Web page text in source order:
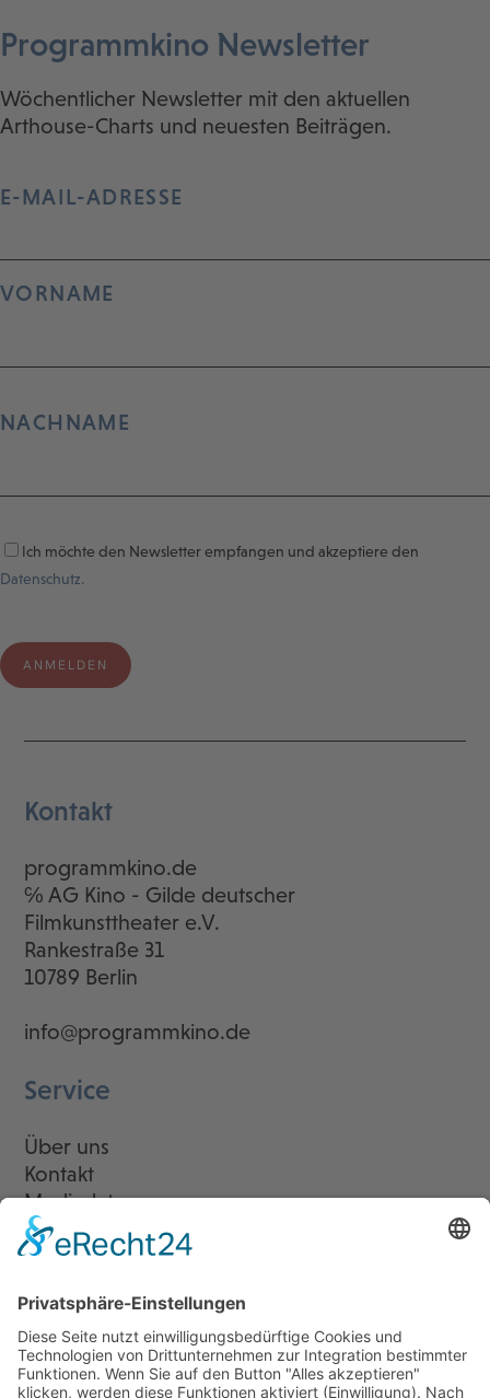
Programmkino Newsletter
Wöchentlicher Newsletter mit den aktuellen
Arthouse-Charts und neuesten Beiträgen.
E-MAIL-ADRESSE
VORNAME
NACHNAME
Ich möchte den Newsletter empfangen und akzeptiere den
Datenschutz.
Kontakt
programmkino.de
℅ AG Kino - Gilde deutscher
Filmkunsttheater e.V.
Rankestraße 31
10789 Berlin
info@programmkino.de
Service
Über uns
Kontakt
Mediadaten
Newsletter
LogIn
Legal
Impressum